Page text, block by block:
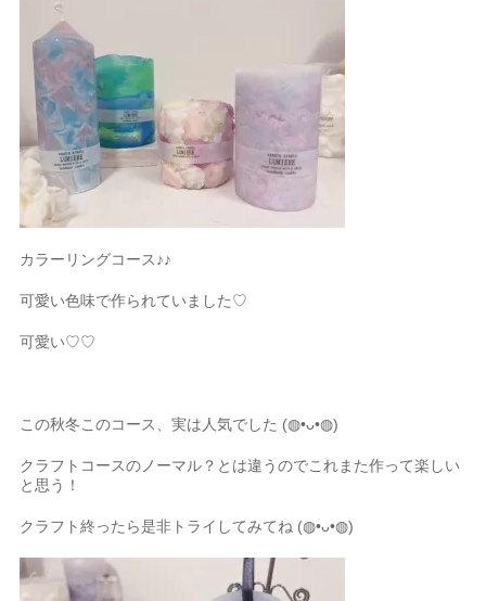
カラーリングコース♪♪
可愛い色味で作られていました♡
可愛い♡♡
この秋冬このコース、実は人気でした (◍•ᴗ•◍)
クラフトコースのノーマル？とは違うのでこれまた作って楽しい
と思う！
クラフト終ったら是非トライしてみてね (◍•ᴗ•◍)